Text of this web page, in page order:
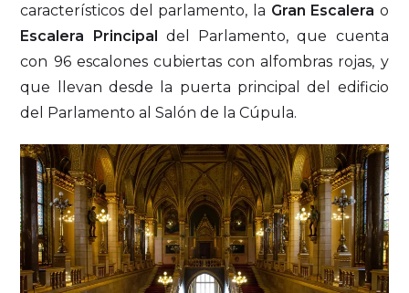
característicos del parlamento, la Gran Escalera o
Escalera Principal del Parlamento, que cuenta
con 96 escalones cubiertas con alfombras rojas, y
que llevan desde la puerta principal del edificio
del Parlamento al Salón de la Cúpula.